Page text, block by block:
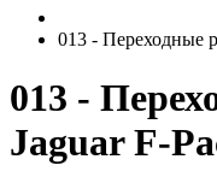
013 - Переходные
013 -
Jaguar F-